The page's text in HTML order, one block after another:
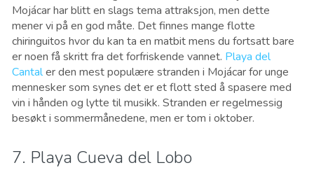
Mojácar har blitt en slags tema attraksjon, men dette
mener vi på en god måte. Det finnes mange flotte
chiringuitos hvor du kan ta en matbit mens du fortsatt bare
er noen få skritt fra det forfriskende vannet. Playa del
Cantaler den mest populære stranden i Mojácar for unge
mennesker som synes det er et flott sted å spasere med
vin i hånden og lytte til musikk. Stranden er regelmessig
besøkt i sommermånedene, men er tom i oktober.
7. Playa Cueva del Lobo